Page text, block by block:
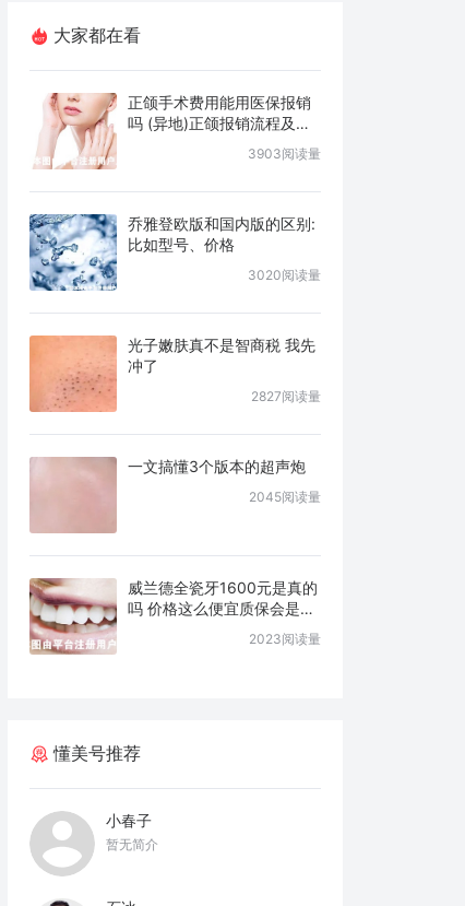
大家都在看
正颌手术费用能用医保报销
吗 (异地)正颌报销流程及条
3903阅读量
乔雅登欧版和国内版的区别:
比如型号、价格
3020阅读量
光子嫩肤真不是智商税 我先
冲了
2827阅读量
一文搞懂3个版本的超声炮
2045阅读量
威兰德全瓷牙1600元是真的
吗 价格这么便宜质保会是几
2023阅读量
懂美号推荐
小春子
暂无简介